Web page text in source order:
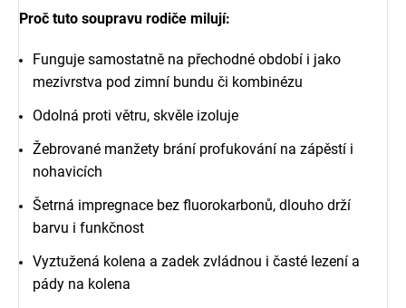
Proč tuto soupravu rodiče milují:
Funguje samostatně na přechodné období i jako
mezivrstva pod zimní bundu či kombinézu
Odolná proti větru, skvěle izoluje
Žebrované manžety brání profukování na zápěstí i
nohavicích
Šetrná impregnace bez fluorokarbonů, dlouho drží
barvu i funkčnost
Vyztužená kolena a zadek zvládnou i časté lezení a
pády na kolena